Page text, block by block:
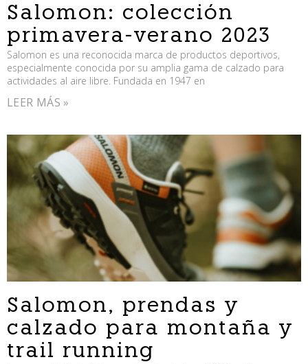
Salomon: colección
primavera-verano 2023
Salomon es una reconocida marca de productos deportivos,
especialmente conocida por su amplia gama de calzado para
actividades al aire libre. Fundada en 1947 en
LEER MÁS »
Salomon, prendas y
calzado para montaña y
trail running